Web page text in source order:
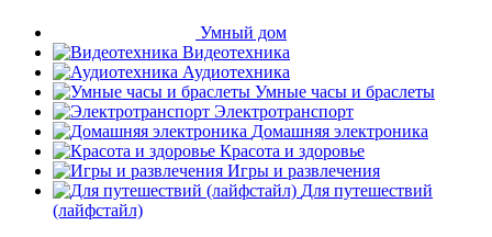
Умный дом
Видеотехника
Аудиотехника
Умные часы и браслеты
Электротранспорт
Домашняя электроника
Красота и здоровье
Игры и развлечения
Для путешествий
(лайфстайл)